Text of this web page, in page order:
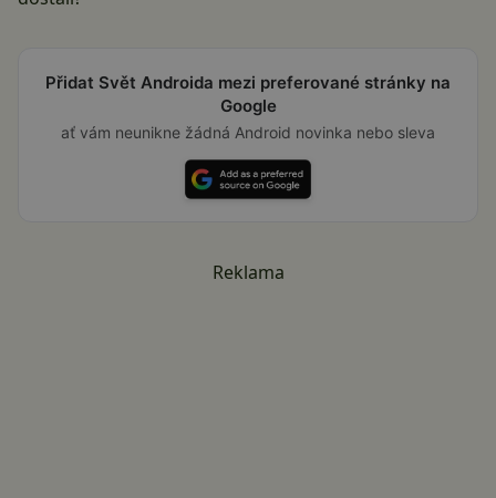
Přidat Svět Androida mezi preferované stránky na
Google
ať vám neunikne žádná Android novinka nebo sleva
Reklama